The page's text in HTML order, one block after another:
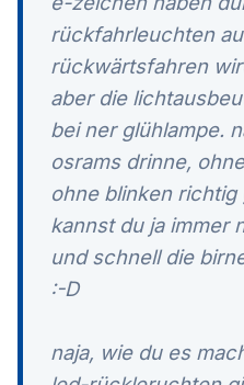
rückfahrleuchten
rückwärtsfahren
aber die
bei ner glühlampe.
osrams drinne,
ohne blinken
kannst du ja immer
und schnell die
:-D
naja, wie du es